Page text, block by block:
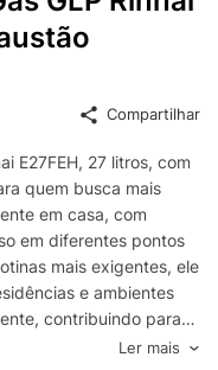
Compartilhar
E27FEH, 27 litros, com
quem busca mais
em casa, com
em diferentes pontos
mais exigentes, ele
e ambientes
contribuindo para
Ler mais